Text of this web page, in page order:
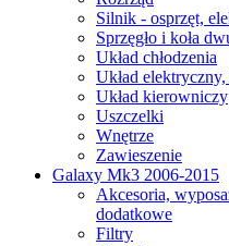
Silnik - osprzęt,
Sprzęgło i koła
Układ chłodzenia
Układ elektryczny,
Układ kierowniczy
Uszczelki
Wnętrze
Zawieszenie
Galaxy Mk3 2006-2015
Akcesoria,
dodatkowe
Filtry